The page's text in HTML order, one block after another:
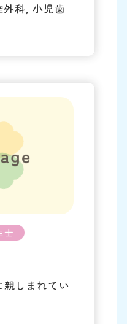
外科, 小児歯
士
しまれてい